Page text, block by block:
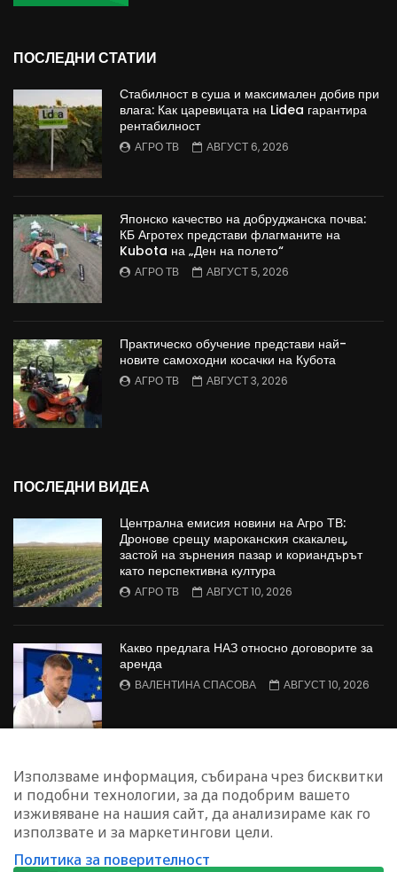
ПОСЛЕДНИ СТАТИИ
Стабилност в суша и максимален добив при
влага: Как царевицата на Lidea гарантира
рентабилност
АГРО ТВ АВГУСТ 6, 2026
Японско качество на добруджанска почва:
КБ Агротех представи флагманите на
Kubota на „Ден на полето“
АГРО ТВ АВГУСТ 5, 2026
Практическо обучение представи най-
новите самоходни косачки на Кубота
АГРО ТВ АВГУСТ 3, 2026
ПОСЛЕДНИ ВИДЕА
Централна емисия новини на Агро ТВ:
Дронове срещу мароканския скакалец,
застой на зърнения пазар и кориандърът
като перспективна култура
АГРО ТВ АВГУСТ 10, 2026
Какво предлага НАЗ относно договорите за
аренда
ВАЛЕНТИНА СПАСОВА АВГУСТ 10, 2026
Животновъдството като превенция срещу
горски пожари: контролирана паша вместо
повече гориво за огъня
АЛЕКО ДЯНКОВ АВГУСТ 10, 2026
Използваме информация, събирана чрез бисквитки
и подобни технологии, за да подобрим вашето
изживяване на нашия сайт, да анализираме как го
използвате и за маркетингови цели.
Политика за поверителност
ЗАПИШЕТЕ СЕ ЗА НАШИЯ БЮЛЕТИН